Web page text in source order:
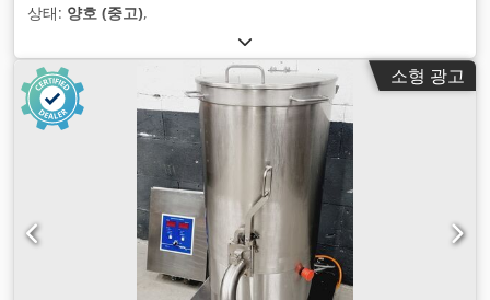
상태: 양호 (중고),
소형 광고